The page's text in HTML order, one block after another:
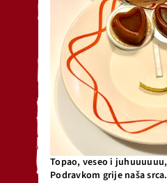
Topao, veseo i
Podravkom grije naša